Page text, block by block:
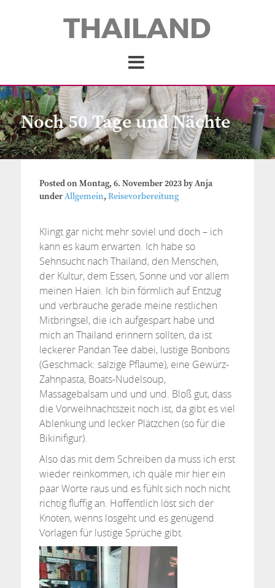
THAILAND
Noch 50 Tage und Nächte
Posted on Montag, 6. November 2023byAnja
underAllgemein, Reisevorbereitung
Klingt gar nicht mehr soviel und doch – ich
kann es kaum erwarten. Ich habe so
Sehnsucht nach Thailand, den Menschen,
der Kultur, dem Essen, Sonne und vor allem
meinen Haien. Ich bin förmlich auf Entzug
und verbrauche gerade meine restlichen
Mitbringsel, die ich aufgespart habe und
mich an Thailand erinnern sollten, da ist
leckerer Pandan Tee dabei, lustige Bonbons
(Geschmack: salzige Pflaume), eine Gewürz-
Zahnpasta, Boats-Nudelsoup,
Massagebalsam und und und. Bloß gut, dass
die Vorweihnachtszeit noch ist, da gibt es viel
Ablenkung und lecker Plätzchen (so für die
Bikinifigur).
Also das mit dem Schreiben da muss ich erst
wieder reinkommen, ich quäle mir hier ein
paar Worte raus und es fühlt sich noch nicht
richtig fluffig an. Hoffentlich löst sich der
Knoten, wenns losgeht und es genügend
Vorlagen für lustige Sprüche gibt.